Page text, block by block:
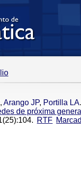
, Arango JP, Portilla LA.
de próxima
RTF